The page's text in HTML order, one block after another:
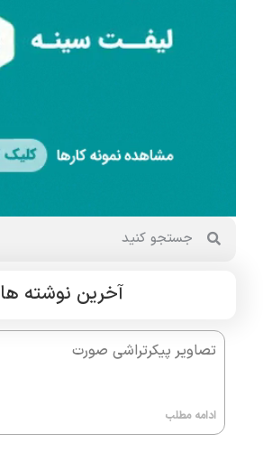
آخرین نوشته ها
تصاویر پیکرتراشی صورت
ادامه مطلب